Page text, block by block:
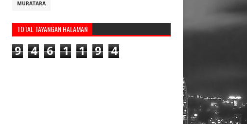
MURATARA
TOTAL TAYANGAN HALAMAN
9 4 6 1 1 9 4